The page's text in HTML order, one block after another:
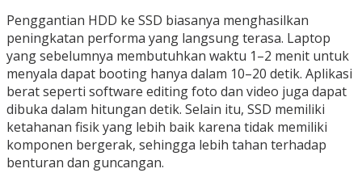
Penggantian HDD ke SSD biasanya menghasilkan
peningkatan performa yang langsung terasa. Laptop
yang sebelumnya membutuhkan waktu 1–2 menit untuk
menyala dapat booting hanya dalam 10–20 detik. Aplikasi
berat seperti software editing foto dan video juga dapat
dibuka dalam hitungan detik. Selain itu, SSD memiliki
ketahanan fisik yang lebih baik karena tidak memiliki
komponen bergerak, sehingga lebih tahan terhadap
benturan dan guncangan.